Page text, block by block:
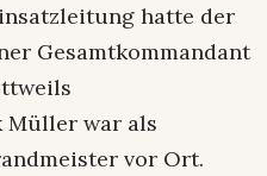
hatte der
Gesamtkommandant
Müller war als
vor Ort.